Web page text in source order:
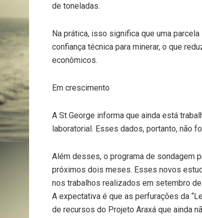
de toneladas.
Na prática, isso significa que uma
confiança técnica para minerar, o que
econômicos.
Em crescimento
A St George informa que ainda está
laboratorial. Esses dados, portanto, não
Além desses, o programa de sondagem
próximos dois meses. Esses novos
nos trabalhos realizados em setembro
A expectativa é que as perfurações da
de recursos do Projeto Araxá que ainda